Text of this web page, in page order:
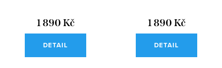
1 890 Kč
DETAIL
1 890 Kč
DETAIL